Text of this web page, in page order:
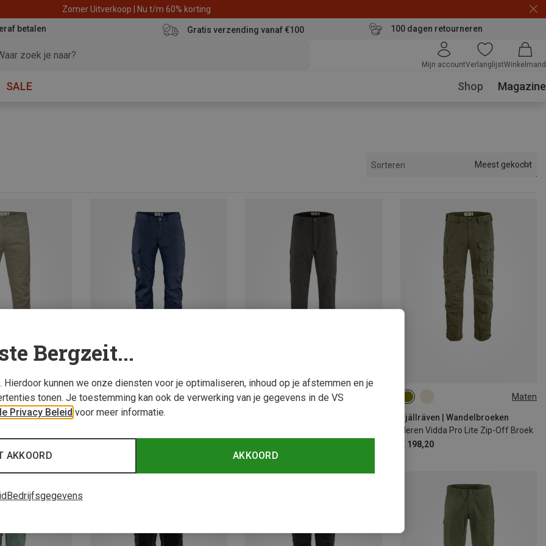
Zomer Uitverkoop | Nu t/m 60% korting
betalen Gratis verzending vanaf €100 100 dagen retourneren
Mijn accountVerlanglijstWinkelmand
SALE Shop Magazine
Sorteren Meest gekocht
Maten
XL
XXL
Je bespaart 10%
Maten
Fjällräven | Wandelbroeken
Heren Vidda Pro Lite Zip-Off Broek
€ 198,20
S
Bergzeit...
Hierdoor kunnen we onze diensten voor je optimaliseren, inhoud op je afstemmen en je
tonen. Je toestemming kan ook de verwerking van je gegevens in de VS
Privacy Beleid voor meer informatie.
AKKOORD
AKKOORD
Bedrijfsgegevens